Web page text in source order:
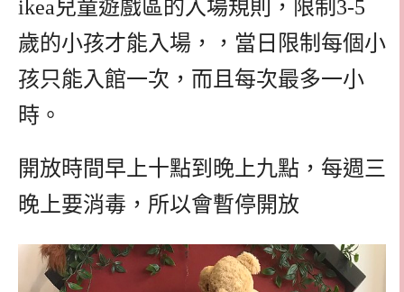
ikea兒童遊戲區的入場規則，限制3-5
歲的小孩才能入場，，當日限制每個小
孩只能入館一次，而且每次最多一小
時。
開放時間早上十點到晚上九點，每週三
晚上要消毒，所以會暫停開放